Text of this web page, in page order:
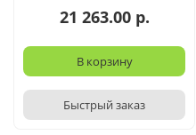
21 263.00 р.
В корзину
Быстрый заказ